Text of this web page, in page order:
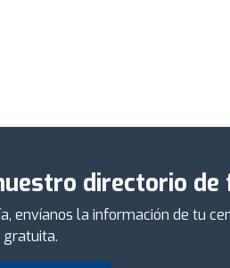
directorio
envíanos la información de tu
gratuita.